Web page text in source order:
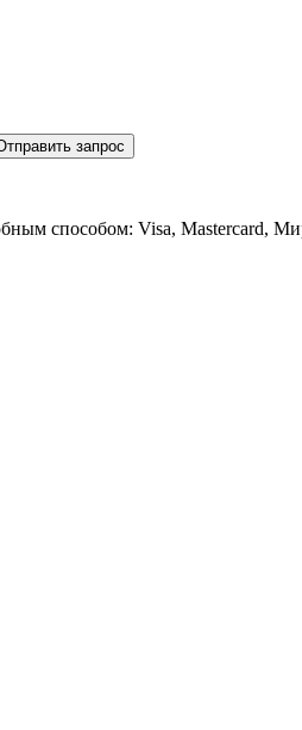
запрос
способом: Visa, Mastercard,